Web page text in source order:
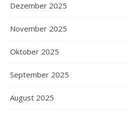
Dezember 2025
November 2025
Oktober 2025
September 2025
August 2025